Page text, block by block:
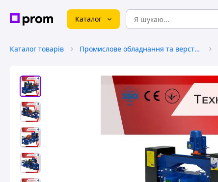
Каталог
Каталог товарів Промислове обладнання та верстати